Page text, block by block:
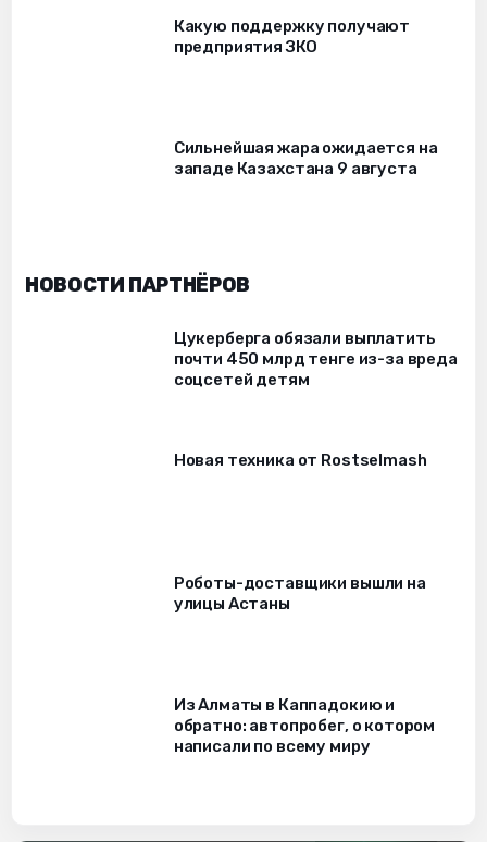
Какую поддержку получают
предприятия ЗКО
Сильнейшая жара ожидается на
западе Казахстана 9 августа
НОВОСТИ ПАРТНЁРОВ
Цукерберга обязали выплатить
почти 450 млрд тенге из-за вреда
соцсетей детям
Новая техника от Rostselmash
Роботы-доставщики вышли на
улицы Астаны
Из Алматы в Каппадокию и
обратно: автопробег, о котором
написали по всему миру